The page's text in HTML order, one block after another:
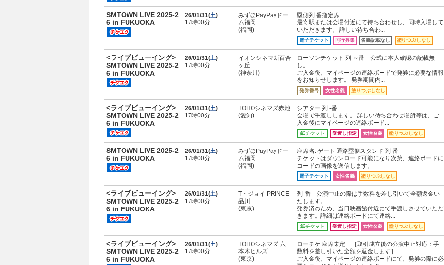
SMTOWN LIVE 2025-2
6 in FUKUOKA
26/01/31(土)
17時00分
みずほPayPayドー
ム福岡
(福岡)
塁側列 番指定席
最寄駅または会場付近にて待ち合わせし、同時入場して
いただきます。 詳しい待ち合わ...
電子チケット 同行募集 名義記載なし 塗りつぶしなし
<ライブビューイング>
SMTOWN LIVE 2025-2
6 in FUKUOKA
26/01/31(土)
17時00分
イオンシネマ新百合
ヶ丘
(神奈川)
ローソンチケット 列 ～番 公式に本人確認の記載無
し。
ご入金後、マイページの連絡ボードで発券に必要な情報
をお知らせします。 発券期間内...
発券番号 女性名義 塗りつぶしなし
<ライブビューイング>
SMTOWN LIVE 2025-2
6 in FUKUOKA
26/01/31(土)
17時00分
TOHOシネマズ赤池
(愛知)
シアター 列 -番
会場で手渡しします。 詳しい待ち合わせ場所等は、ご
入金後にマイページの連絡ボード...
紙チケット 受渡し指定 女性名義 塗りつぶしなし
SMTOWN LIVE 2025-2
6 in FUKUOKA
26/01/31(土)
17時00分
みずほPayPayドー
ム福岡
(福岡)
座席名: ゲート 通路塁側スタンド 列 番
チケットはダウンロード可能になり次第、連絡ボードに
コードの画像を送信します。
電子チケット 女性名義 塗りつぶしなし
<ライブビューイング>
SMTOWN LIVE 2025-2
6 in FUKUOKA
26/01/31(土)
17時00分
T・ジョイ PRINCE
品川
(東京)
列-番 公演中止の際は手数料を差し引いて全額返金い
たします。
発券済のため、当日映画館付近にて手渡しさせていただ
きます。詳細は連絡ボードにて連絡...
紙チケット 受渡し指定 女性名義 塗りつぶしなし
<ライブビューイング>
SMTOWN LIVE 2025-2
6 in FUKUOKA
26/01/31(土)
17時00分
TOHOシネマズ 六
本木ヒルズ
(東京)
ローチケ 座席未定 ［取引成立後の公演中止対応：手
数料を差し引いた全額を返金します］
ご入金後、マイページの連絡ボードにて、発券の際に必